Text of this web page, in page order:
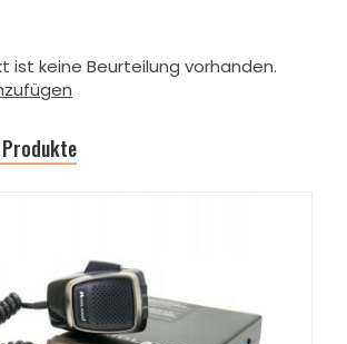
ist keine Beurteilung vorhanden.